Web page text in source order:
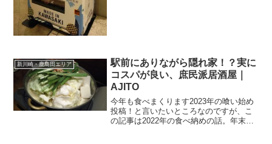
新川崎・鹿島田エリア
駅前にありながら隠れ家！？実に
コスパが良い、庶民派居酒屋｜
AJITO
今年も食べまくります2023年の喰い始め
投稿！と言いたいところなのですが、こ
の記事は2022年の食べ納めの話。年末に